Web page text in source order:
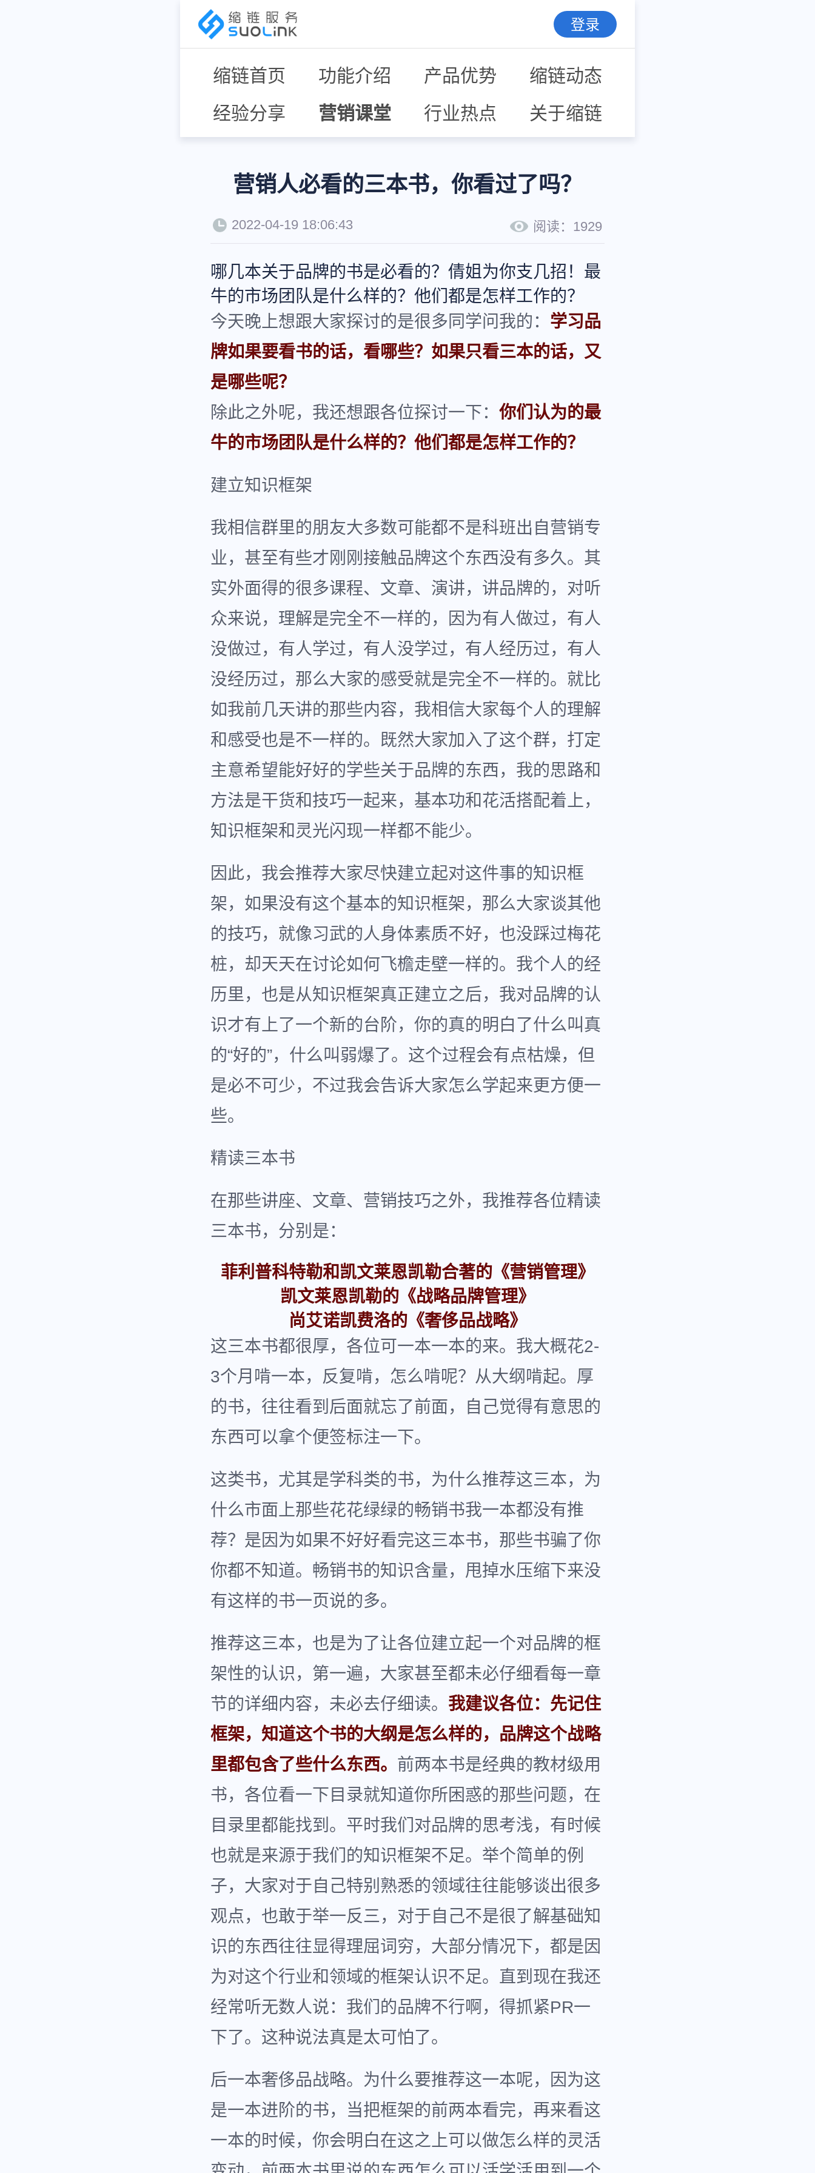
登录
缩链首页 功能介绍 产品优势
缩链动态
经验分享
营销课堂 行业热点 关于缩链
营销人必看的三本书，你看过了吗？
2022-04-19 18:06:43 阅读： 1929
哪几本关于品牌的书是必看的？倩姐为你支几招！最
牛的市场团队是什么样的？他们都是怎样工作的？
今天晚上想跟大家探讨的是很多同学问我的： 学习品
牌如果要看书的话，看哪些？如果只看三本的话，又
是哪些呢？
除此之外呢，我还想跟各位探讨一下： 你们认为的最
牛的市场团队是什么样的？他们都是怎样工作的？
建立知识框架
我相信群里的朋友大多数可能都不是科班出自营销专
业，甚至有些才刚刚接触品牌这个东西没有多久。其
实外面得的很多课程、文章、演讲，讲品牌的，对听
众来说，理解是完全不一样的，因为有人做过，有人
没做过，有人学过，有人没学过，有人经历过，有人
没经历过，那么大家的感受就是完全不一样的。就比
如我前几天讲的那些内容，我相信大家每个人的理解
和感受也是不一样的。既然大家加入了这个群，打定
主意希望能好好的学些关于品牌的东西，我的思路和
方法是干货和技巧一起来，基本功和花活搭配着上，
知识框架和灵光闪现一样都不能少。
因此，我会推荐大家尽快建立起对这件事的知识框
架，如果没有这个基本的知识框架，那么大家谈其他
的技巧，就像习武的人身体素质不好，也没踩过梅花
桩，却天天在讨论如何飞檐走壁一样的。我个人的经
历里，也是从知识框架真正建立之后，我对品牌的认
识才有上了一个新的台阶，你的真的明白了什么叫真
的“好的”，什么叫弱爆了。这个过程会有点枯燥，但
是必不可少，不过我会告诉大家怎么学起来更方便一
些。
精读三本书
在那些讲座、文章、营销技巧之外，我推荐各位精读
三本书，分别是：
菲利普科特勒和凯文莱恩凯勒合著的《营销管理》
凯文莱恩凯勒的《战略品牌管理》
尚艾诺凯费洛的《奢侈品战略》
这三本书都很厚，各位可一本一本的来。我大概花2-
3个月啃一本，反复啃，怎么啃呢？从大纲啃起。厚
的书，往往看到后面就忘了前面，自己觉得有意思的
东西可以拿个便签标注一下。
这类书，尤其是学科类的书，为什么推荐这三本，为
什么市面上那些花花绿绿的畅销书我一本都没有推
荐？是因为如果不好好看完这三本书，那些书骗了你
你都不知道。畅销书的知识含量，甩掉水压缩下来没
有这样的书一页说的多。
推荐这三本，也是为了让各位建立起一个对品牌的框
架性的认识，第一遍，大家甚至都未必仔细看每一章
节的详细内容，未必去仔细读。 我建议各位：先记住
框架，知道这个书的大纲是怎么样的，品牌这个战略
里都包含了些什么东西。 前两本书是经典的教材级用
书，各位看一下目录就知道你所困惑的那些问题，在
目录里都能找到。平时我们对品牌的思考浅，有时候
也就是来源于我们的知识框架不足。举个简单的例
子，大家对于自己特别熟悉的领域往往能够谈出很多
观点，也敢于举一反三，对于自己不是很了解基础知
识的东西往往显得理屈词穷，大部分情况下，都是因
为对这个行业和领域的框架认识不足。直到现在我还
经常听无数人说：我们的品牌不行啊，得抓紧PR一
下了。这种说法真是太可怕了。
后一本奢侈品战略。为什么要推荐这一本呢，因为这
是一本进阶的书，当把框架的前两本看完，再来看这
一本的时候，你会明白在这之上可以做怎么样的灵活